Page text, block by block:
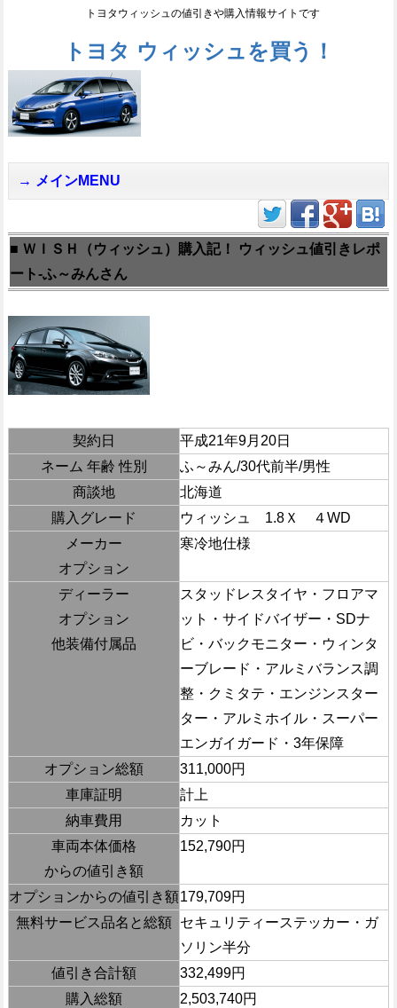
トヨタウィッシュの値引きや購入情報サイトです
トヨタ ウィッシュを買う！
メインMENU
■ ＷＩＳＨ（ウィッシュ）購入記！ ウィッシュ値引きレポ
ート-ふ～みんさん
契約日
平成21年9月20日
ネーム 年齢 性別
ふ～みん/30代前半/男性
商談地
北海道
購入グレード
ウィッシュ 1.8Ｘ ４WD
メーカー
オプション
寒冷地仕様
ディーラー
オプション
他装備付属品
スタッドレスタイヤ・フロアマ
ット・サイドバイザー・SDナ
ビ・バックモニター・ウィンタ
ーブレード・アルミバランス調
整・クミタテ・エンジンスター
ター・アルミホイル・スーパー
エンガイガード・3年保障
オプション総額
311,000円
車庫証明
計上
納車費用
カット
車両本体価格
からの値引き額
152,790円
オプションからの値引き額179,709円
無料サービス品名と総額 セキュリティーステッカー・ガ
ソリン半分
値引き合計額
332,499円
購入総額
2,503,740円